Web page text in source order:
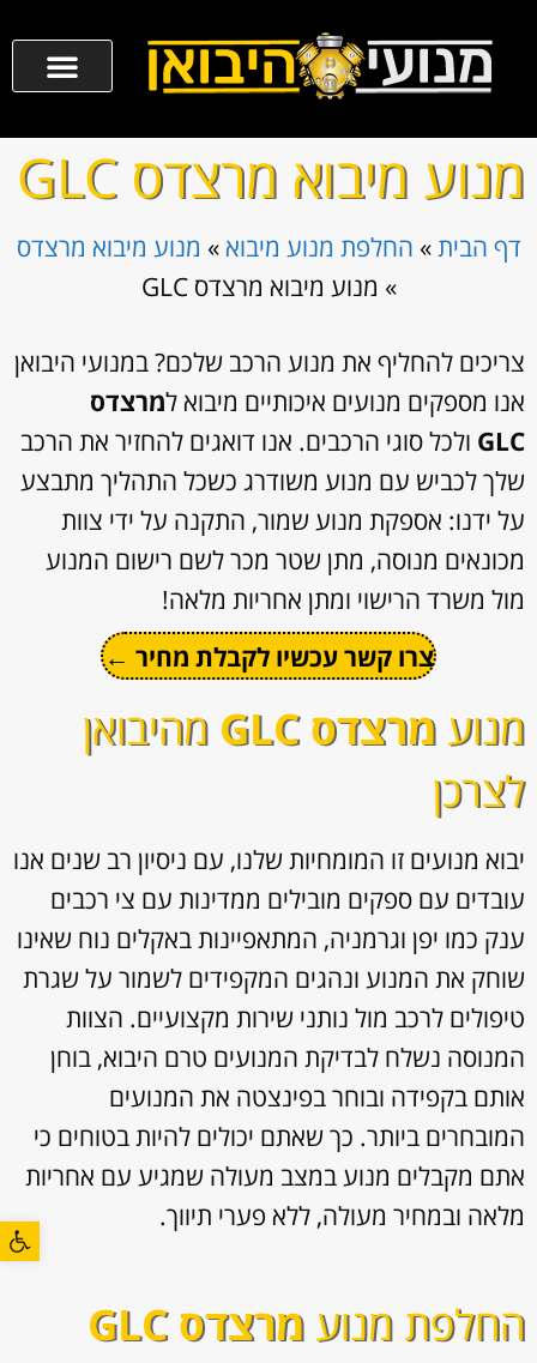
פתח
מנוע מיבוא מרצדס GLC
דף הבית» החלפת מנוע מיבוא » מנוע מיבוא מרצדס
» מנוע מיבוא מרצדס GLC
צריכים להחליף את מנוע הרכב שלכם? במנועי היבואן
אנו מספקים מנועים איכותיים מיבוא למרצדס
GLC ולכל סוגי הרכבים. אנו דואגים להחזיר את הרכב
שלך לכביש עם מנוע משודרג כשכל התהליך מתבצע
על ידנו: אספקת מנוע שמור, התקנה על ידי צוות
מכונאים מנוסה, מתן שטר מכר לשם רישום המנוע
מול משרד הרישוי ומתן אחריות מלאה!
צרו קשר עכשיו לקבלת מחיר ←
מנוע מרצדס GLC
מהיבואן
לצרכן
יבוא מנועים זו המומחיות שלנו, עם ניסיון רב שנים אנו
עובדים עם ספקים מובילים ממדינות עם צי רכבים
ענק כמו יפן וגרמניה, המתאפיינות באקלים נוח שאינו
שוחק את המנוע ונהגים המקפידים לשמור על שגרת
טיפולים לרכב מול נותני שירות מקצועיים. הצוות
המנוסה נשלח לבדיקת המנועים טרם היבוא, בוחן
אותם בקפידה ובוחר בפינצטה את המנועים
המובחרים ביותר. כך שאתם יכולים להיות בטוחים כי
אתם מקבלים מנוע במצב מעולה שמגיע עם אחריות
מלאה ובמחיר מעולה, ללא פערי תיווך.
החלפת מנוע מרצדס GLC